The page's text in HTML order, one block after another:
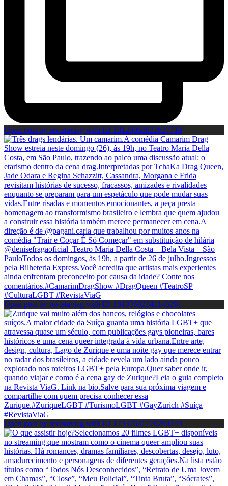
Open post by revistaviag with ID 18128068822637719
Open post by revistaviag with ID 18103582241143291
Open post by revistaviag with ID 17937631770294749